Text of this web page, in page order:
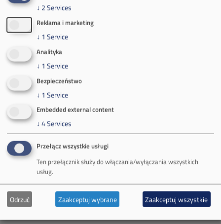
mail:media@pkw-sa.pl
(poniedziałek-piątek 7:00-15:00)
Władze spółki
Spółka Południowy Koncern Węglowy
Zakład Górniczy Brzeszcze
Zakład Górniczy Janina
↓ 2Services
Reklama i marketing
↓ 1 Service
Analityka
↓ 1 Service
Bezpieczeństwo
↓ 1 Service
Embedded external content
↓ 4Services
Przełącz wszystkie usługi
Ten przełącznik służy do włączania/wyłączania wszystkich
usług.
Odrzuć Zaakceptuj wybrane Zaakceptuj wszystkie